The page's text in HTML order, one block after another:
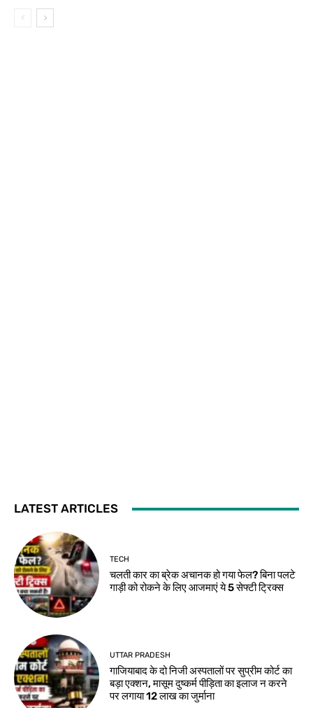
LATEST ARTICLES
TECH
चलती कार का ब्रेक अचानक हो गया फेल? बिना पलटे
गाड़ी को रोकने के लिए आजमाएं ये 5 सेफ्टी ट्रिक्स
UTTAR PRADESH
गाजियाबाद के दो निजी अस्पतालों पर सुप्रीम कोर्ट का
बड़ा एक्शन, मासूम दुष्कर्म पीड़िता का इलाज न करने
पर लगाया 12 लाख का जुर्माना